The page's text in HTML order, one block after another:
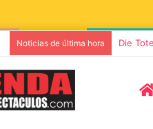
Noticias de última hora Die